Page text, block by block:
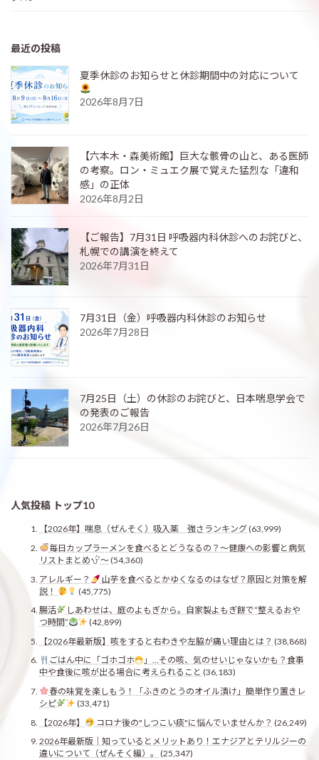
最近の投稿
夏季休診のお知らせと休診期間中の対応について
2026年8月7日
【六本木・森美術館】巨大な骸骨の山と、ある医師
の考察。ロン・ミュエク展で覚えた猛烈な「違和
感」の正体
2026年8月2日
【ご報告】7月31日 呼吸器内科休診へのお詫びと、
札幌での講演を終えて
2026年7月31日
7月31日（金）呼吸器内科休診のお知らせ
2026年7月28日
7月25日（土）の休診のお詫びと、日本喘息学会で
の発表のご報告
2026年7月26日
人気投稿 トップ10
【2026年】喘息（ぜんそく）吸入薬 強さランキング(63,999)
毎日カップラーメンを食べるとどうなるの？〜健康への影響と病気
リストまとめ
〜(54,360)
アレルギー？
山芋を食べるとかゆくなるのはなぜ？原因と対策を解
説！
(45,775)
腸活
しあわせは、庭のよもぎから。自家製よもぎ餅で“整えるおや
つ時間”
(42,899)
【2026年最新版】咳をすると右わきや左脇が痛い理由とは？ (38,868)
ごはん中に「ゴホゴホ
」…その咳、気のせいじゃないかも？食事
中や食後に咳が出る場合に考えられること (36,183)
春の味覚を楽しもう！「ふきのとうのオイル漬け」簡単作り置きレ
シピ
(33,471)
【2026年】
コロナ後の"しつこい痰"に悩んでいませんか？ (26,249)
2026年最新版｜知っているとメリットあり！エナジアとテリルジーの
違いについて（ぜんそく編）。
(25,347)